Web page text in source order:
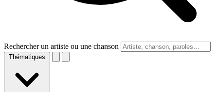
Rechercher un artiste ou une chanson
Thématiques